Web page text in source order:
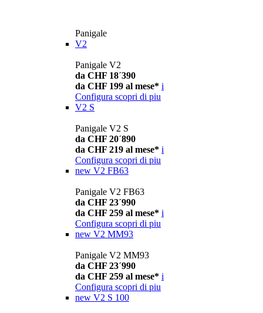
Panigale
V2
Panigale V2
da CHF 18´390
da CHF 199 al mese* i
Configura scopri di piu
V2 S
Panigale V2 S
da CHF 20´890
da CHF 219 al mese* i
Configura scopri di piu
new V2 FB63
Panigale V2 FB63
da CHF 23´990
da CHF 259 al mese* i
Configura scopri di piu
new V2 MM93
Panigale V2 MM93
da CHF 23´990
da CHF 259 al mese* i
Configura scopri di piu
new V2 S 100